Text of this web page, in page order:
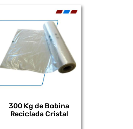
300 Kg de Bobina
Reciclada Cristal